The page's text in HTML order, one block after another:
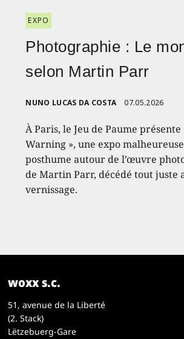
EXPO
Photographie : Le
selon Martin Parr
NUNO LUCAS DA COSTA 07.05.2026
À Paris, le Jeu de Paume présente
Warning », une expo
posthume autour de l’œuvre
de Martin Parr, décédé tout juste
vernissage.
woxx s.c.
51, avenue de la Liberté
(2. Stack)
Lëtzebuerg-Gare